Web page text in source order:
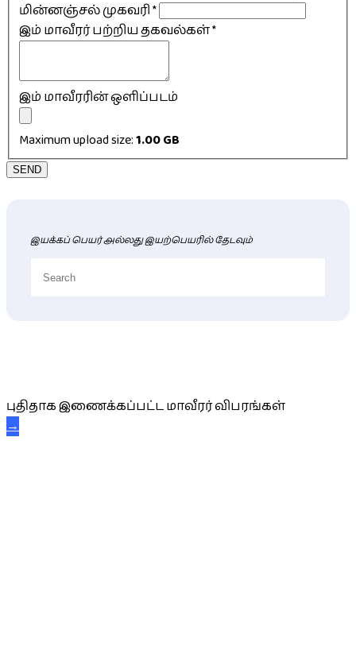
மின்னஞ்சல் முகவரி*
இம் மாவீரர் பற்றிய தகவல்கள்*
இம் மாவீரரின் ஒளிப்படம்
Maximum upload size:1.00 GB
SEND
இயக்கப் பெயர் அல்லது இயற்பெயரில் தேடவும்
புதிதாக இணைக்கப்பட்ட மாவீரர் விபரங்கள்
→